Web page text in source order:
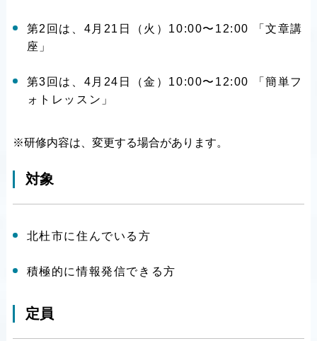
第2回は、4月21日（火）10:00〜12:00 「文章講
座」
第3回は、4月24日（金）10:00〜12:00 「簡単フ
ォトレッスン」
※研修内容は、変更する場合があります。
対象
北杜市に住んでいる方
積極的に情報発信できる方
定員